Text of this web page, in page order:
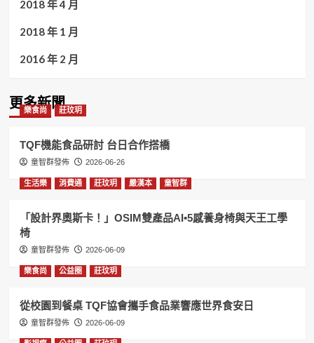
2018 年 4 月
2018 年 1 月
2016 年 2 月
更多新聞
樂食尚 莊玟玥
TQF機能食品研討 台日合作搭橋
童智群發佈 2026-06-26
生活樂 消費通 莊玟玥 嚴漢本 童智群
「設計界奧斯卡！」OSIM雙產品AI•5感養身椅與天王工學
椅
童智群發佈 2026-06-09
樂食尚 公益圈 莊玟玥
從校園到餐桌 TQF協會攜手食品業響應世界食安日
童智群發佈 2026-06-09